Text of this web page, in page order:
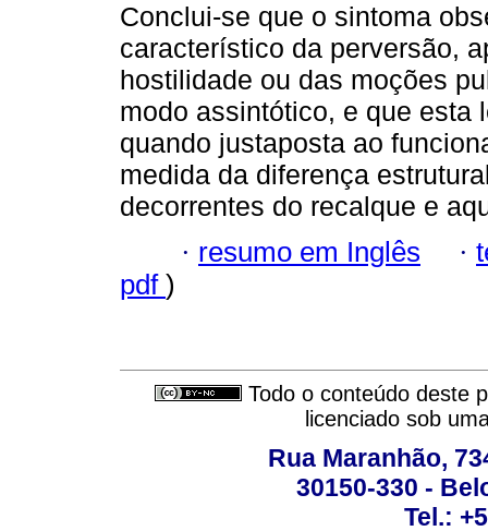
Conclui-se que o sintoma
característico da perversão,
hostilidade ou das moções
modo assintótico, e que esta
quando justaposta ao
medida da diferença
decorrentes do recalque e
· resumo em Inglês ·
pdf )
Todo o conteúdo deste
licenciado sob
Rua Maranhão,
30150-330 -
Tel.: